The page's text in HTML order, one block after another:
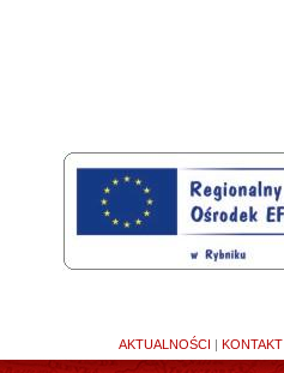
AKTUALNOŚCI | KONTAKT